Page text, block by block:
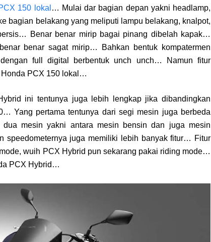
150 lokal … Mulai dar bagian depan yakni headlamp,
bagian belakang yang meliputi lampu belakang, knalpot,
Benar benar mirip bagai pinang dibelah kapak…
benar sagat mirip… Bahkan bentuk kompatermen
full digital berbentuk unch unch… Namun fitur
Honda PCX 150 lokal…
ini tentunya juga lebih lengkap jika dibandingkan
Yang pertama tentunya dari segi mesin juga berbeda
dua mesin yakni antara mesin bensin dan juga mesin
speedometernya juga memiliki lebih banyak fitur… Fitur
wuih PCX Hybrid pun sekarang pakai riding mode…
PCX Hybrid…